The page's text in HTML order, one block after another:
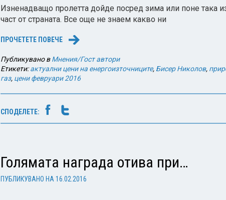
Изненадващо пролетта дойде посред зима или поне така
част от страната. Все още не знаем какво ни
ПРОЧЕТЕТЕ ПОВЕЧЕ →
Публикувано вМнения/Гост автори
Етикети:актуални цени на енергоизточниците, Бисер Николов,
газ, цени февруари 2016
СПОДЕЛЕТЕ:
Голямата награда отива при…
ПУБЛИКУВАНО НА 16.02.2016